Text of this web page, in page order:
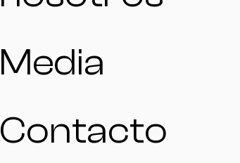
Media
Contacto